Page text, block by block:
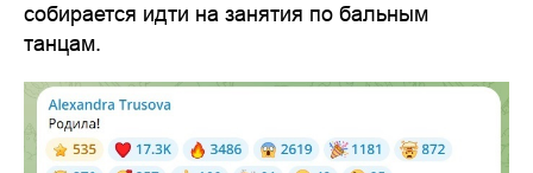
собирается идти на занятия по бальным
танцам.